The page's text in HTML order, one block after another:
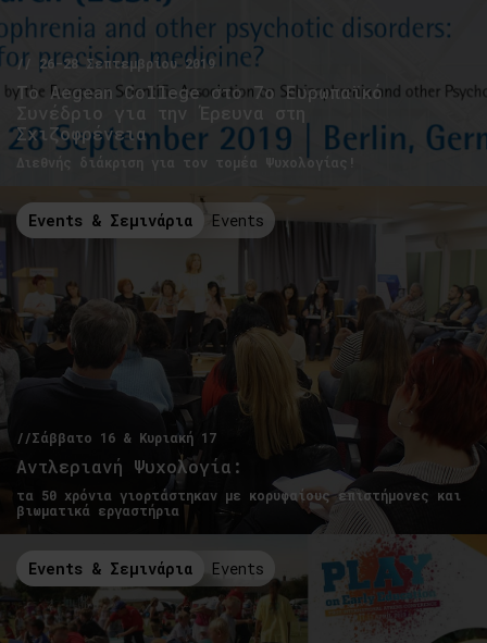
// 26-28 Σεπτεμβρίου 2019
Το Aegean College στο 7ο Ευρωπαϊκό
Συνέδριο για την Έρευνα στη
Σχιζοφρένεια
Διεθνής διάκριση για τον τομέα Ψυχολογίας!
Events & Σεμινάρια Events
//Σάββατο 16 & Κυριακή 17
Αντλεριανή Ψυχολογία:
τα 50 χρόνια γιορτάστηκαν με κορυφαίους επιστήμονες και
βιωματικά εργαστήρια
Events & Σεμινάρια Events